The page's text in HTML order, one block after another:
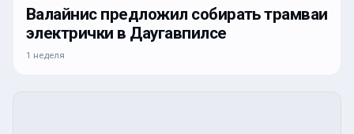
Валайнис предложил собирать трамваи
электрички в Даугавпилсе
1 неделя